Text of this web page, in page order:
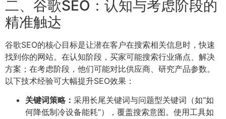
二、谷歌SEO：认知与考虑阶段的
精准触达
谷歌SEO的核心目标是让潜在客户在搜索相关信息时，快速
找到你的网站。在认知阶段，买家可能搜索行业痛点、解决
方案；在考虑阶段，他们可能对比供应商、研究产品参数。
以下技术经验可大幅提升SEO效果：
关键词策略： 采用长尾关键词与问题型关键词（如“如
何降低制冷设备能耗”），覆盖搜索意图。使用工具如